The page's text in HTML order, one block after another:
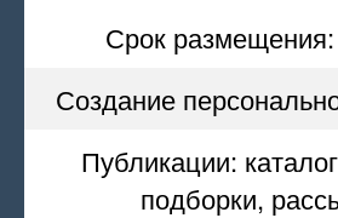
Срок
Создание
Публикации:
подборки,